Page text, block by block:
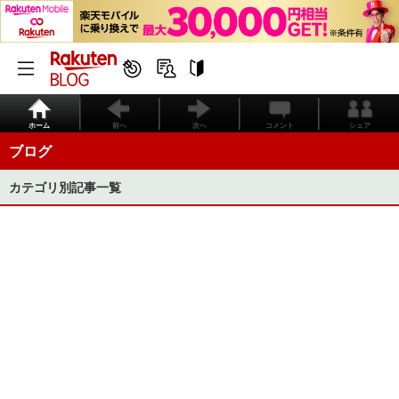
ホーム 前へ 次へ コメント シェア
ブログ
カテゴリ別記事一覧